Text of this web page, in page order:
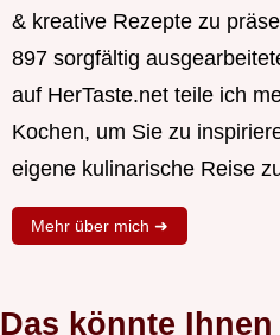
& kreative Rezepte zu
897 sorgfältig
auf HerTaste.net teile ich
Kochen, um Sie zu
eigene kulinarische Reise
Mehr über mich ➜
Das könnte Ihnen